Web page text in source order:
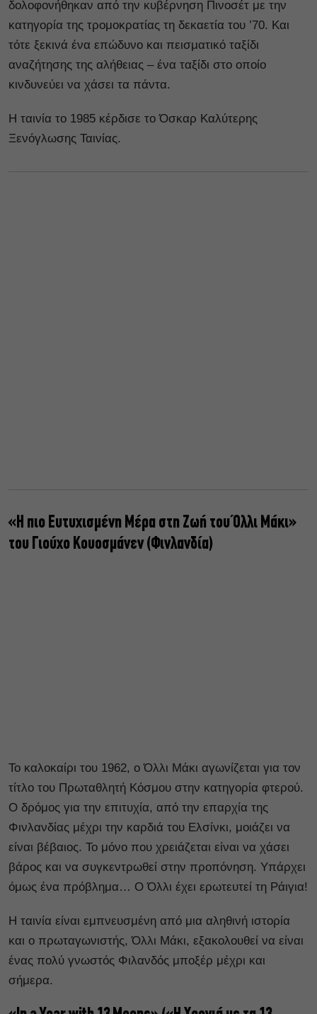
δολοφονήθηκαν από την κυβέρνηση Πινοσέτ με την
κατηγορία της τρομοκρατίας τη δεκαετία του ’70. Και
τότε ξεκινά ένα επώδυνο και πεισματικό ταξίδι
αναζήτησης της αλήθειας – ένα ταξίδι στο οποίο
κινδυνεύει να χάσει τα πάντα.
Η ταινία το 1985 κέρδισε το Όσκαρ Καλύτερης
Ξενόγλωσης Ταινίας.
«Η πιο Ευτυχισμένη Μέρα στη Ζωή του Όλλι Μάκι»
του Γιούχο Κουοσμάνεν (Φινλανδία)
Το καλοκαίρι του 1962, ο Όλλι Μάκι αγωνίζεται για τον
τίτλο του Πρωταθλητή Κόσμου στην κατηγορία φτερού.
Ο δρόμος για την επιτυχία, από την επαρχία της
Φινλανδίας μέχρι την καρδιά του Ελσίνκι, μοιάζει να
είναι βέβαιος. Το μόνο που χρειάζεται είναι να χάσει
βάρος και να συγκεντρωθεί στην προπόνηση. Υπάρχει
όμως ένα πρόβλημα… Ο Όλλι έχει ερωτευτεί τη Ράιγια!
Η ταινία είναι εμπνευσμένη από μια αληθινή ιστορία
και ο πρωταγωνιστής, Όλλι Μάκι, εξακολουθεί να είναι
ένας πολύ γνωστός Φιλανδός μποξέρ μέχρι και
σήμερα.